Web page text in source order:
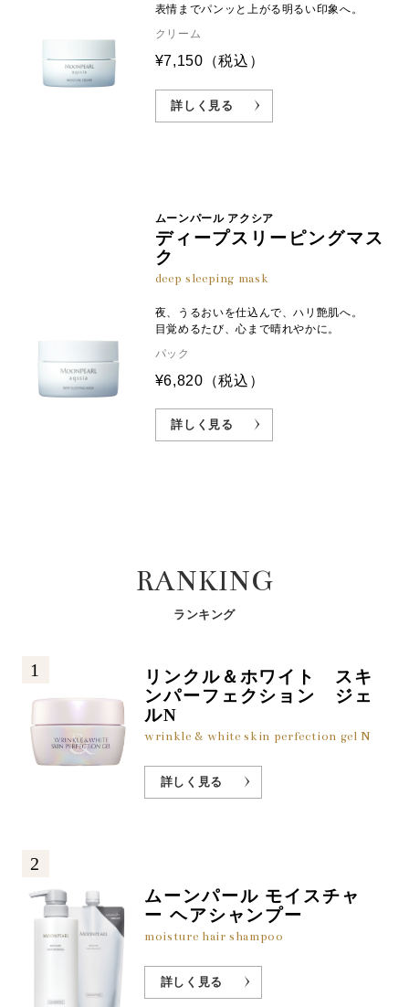
表情までパンッと上がる明るい印象へ。
クリーム
¥7,150 （税込）
詳しく見る
ムーンパール アクシア
ディープスリーピングマス
ク
deep sleeping mask
夜、うるおいを仕込んで、ハリ艶肌へ。
目覚めるたび、心まで晴れやかに。
パック
¥6,820 （税込）
詳しく見る
RANKING
ランキング
1
リンクル＆ホワイト スキ
ンパーフェクション ジェ
ルN
wrinkle & white skin perfection gel N
詳しく見る
2
ムーンパール モイスチャ
ー ヘアシャンプー
moisture hair shampoo
詳しく見る